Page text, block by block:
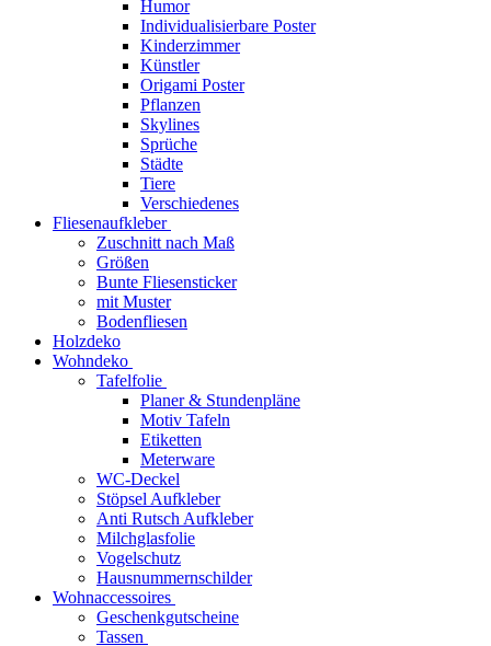
Humor
Individualisierbare Poster
Kinderzimmer
Künstler
Origami Poster
Pflanzen
Skylines
Sprüche
Städte
Tiere
Verschiedenes
Fliesenaufkleber
Zuschnitt nach Maß
Größen
Bunte Fliesensticker
mit Muster
Bodenfliesen
Holzdeko
Wohndeko
Tafelfolie
Planer & Stundenpläne
Motiv Tafeln
Etiketten
Meterware
WC-Deckel
Stöpsel Aufkleber
Anti Rutsch Aufkleber
Milchglasfolie
Vogelschutz
Hausnummernschilder
Wohnaccessoires
Geschenkgutscheine
Tassen